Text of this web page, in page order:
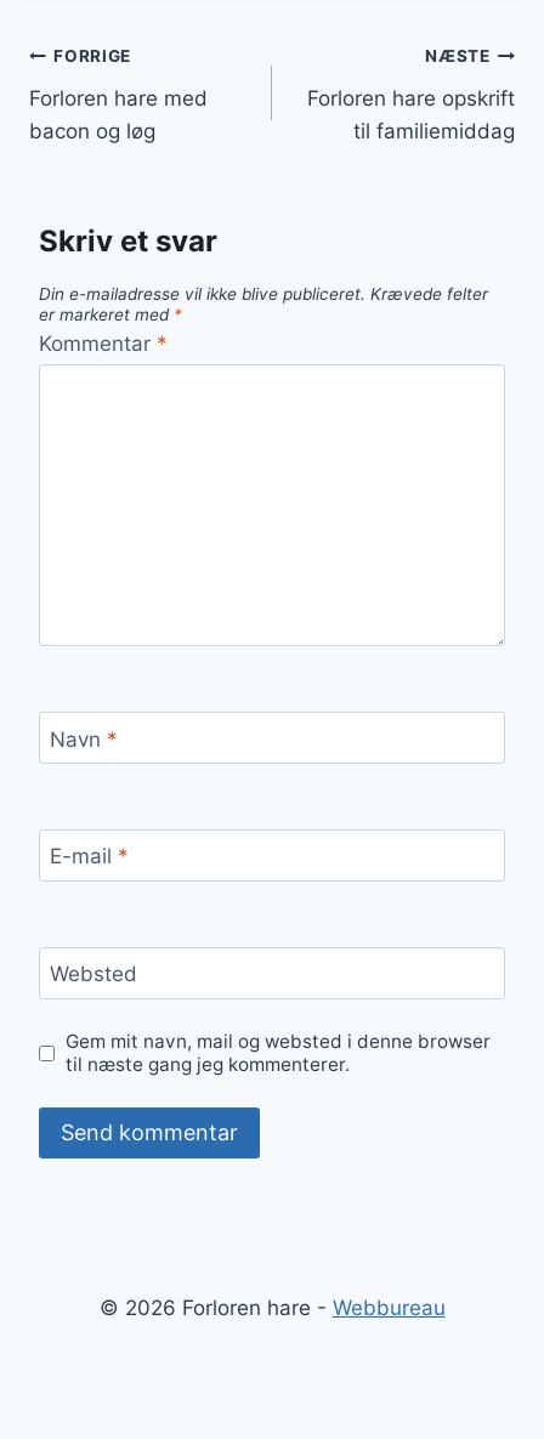
Indlægsnavigation
FORRIGE
Forloren hare med
bacon og løg
NÆSTE
Forloren hare opskrift
til familiemiddag
Skriv et svar
Din e-mailadresse vil ikke blive publiceret. Krævede felter
er markeret med *
Kommentar *
Navn *
E-mail *
Websted
Gem mit navn, mail og websted i denne browser
til næste gang jeg kommenterer.
© 2026 Forloren hare - Webbureau